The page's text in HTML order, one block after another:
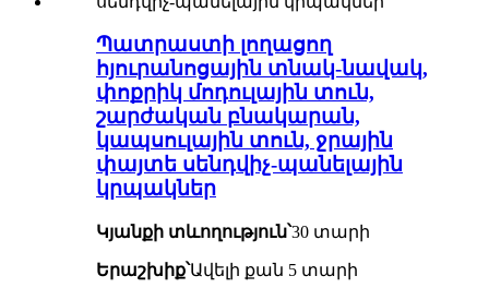
Պատրաստի լողացող
հյուրանոցային տնակ-նավակ,
փոքրիկ մոդուլային տուն,
շարժական բնակարան,
կապսուլային տուն, ջրային
փայտե սենդվիչ-պանելային
կրպակներ
Կյանքի տևողություն՝30 տարի
Երաշխիք՝Ավելի քան 5 տարի